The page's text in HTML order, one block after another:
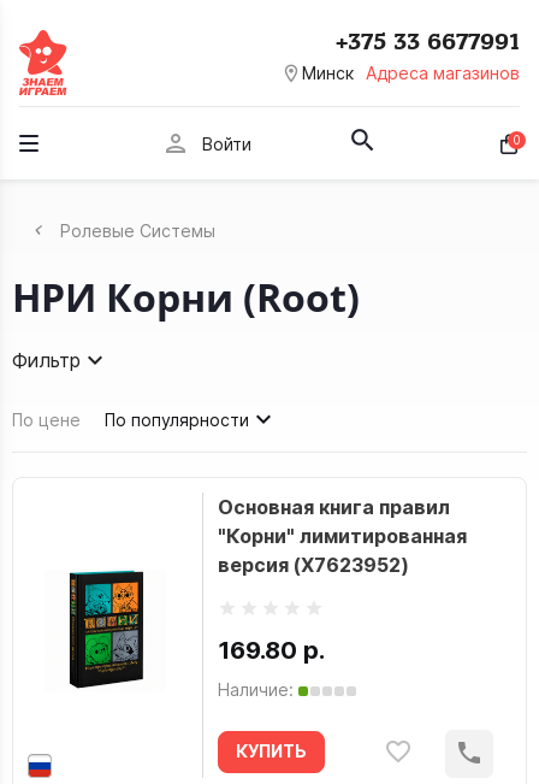
room Минск Адреса магазинов
+375 33 6677991
person Войти 0
Ролевые Системы
НРИ Корни (Root)
Фильтр
По цене По популярности
Основная книга правил
"Корни" лимитированная
версия (X7623952)
169.80 р.
Наличие:
КУПИТЬ